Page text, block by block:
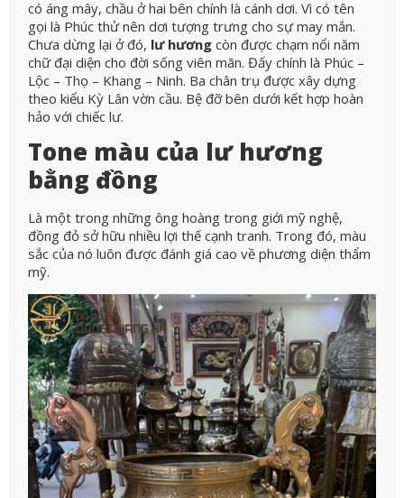
có áng mây, chầu ở hai bên chính là cánh dơi. Vì có tên
gọi là Phúc thử nên dơi tượng trưng cho sự may mắn.
Chưa dừng lại ở đó, lư hương còn được chạm nổi năm
chữ đại diện cho đời sống viên mãn. Đấy chính là Phúc –
Lộc – Thọ – Khang – Ninh. Ba chân trụ được xây dựng
theo kiểu Kỳ Lân vờn cầu. Bệ đỡ bên dưới kết hợp hoàn
hảo với chiếc lư.
Tone màu của lư hương
bằng đồng
Là một trong những ông hoàng trong giới mỹ nghệ,
đồng đỏ sở hữu nhiều lợi thế cạnh tranh. Trong đó, màu
sắc của nó luôn được đánh giá cao về phương diện thẩm
mỹ.